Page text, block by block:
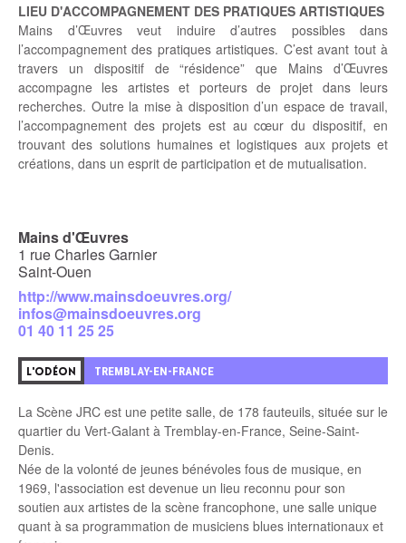
LIEU D'ACCOMPAGNEMENT DES PRATIQUES ARTISTIQUES
Mains d’Œuvres veut induire d’autres possibles dans
l’accompagnement des pratiques artistiques. C’est avant tout à
travers un dispositif de “résidence” que Mains d’Œuvres
accompagne les artistes et porteurs de projet dans leurs
recherches. Outre la mise à disposition d’un espace de travail,
l’accompagnement des projets est au cœur du dispositif, en
trouvant des solutions humaines et logistiques aux projets et
créations, dans un esprit de participation et de mutualisation.
Mains d'Œuvres
1 rue Charles Garnier
Saint-Ouen
http://www.mainsdoeuvres.org/
infos@mainsdoeuvres.org
01 40 11 25 25
L'ODÉON TREMBLAY-EN-FRANCE
La Scène JRC est une petite salle, de 178 fauteuils, située sur le
quartier du Vert-Galant à Tremblay-en-France, Seine-Saint-
Denis.
Née de la volonté de jeunes bénévoles fous de musique, en
1969, l'association est devenue un lieu reconnu pour son
soutien aux artistes de la scène francophone, une salle unique
quant à sa programmation de musiciens blues internationaux et